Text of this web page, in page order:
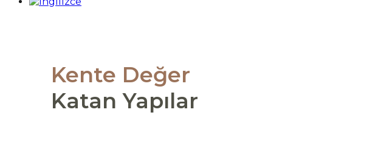
Kente Değer
Katan Yapılar